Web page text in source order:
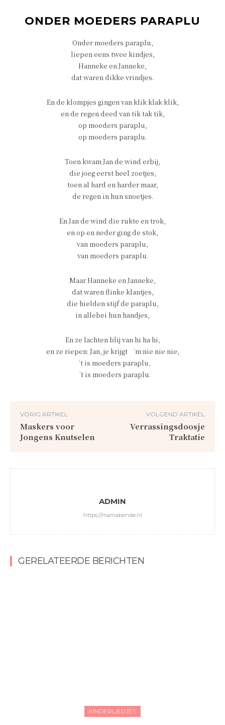
ONDER MOEDERS PARAPLU
Onder moeders paraplu,
liepen eens twee kindjes,
Hanneke en Janneke,
dat waren dikke vrindjes.
En de klompjes gingen van klik klak klik,
en de regen deed van tik tak tik,
op moeders paraplu,
op moeders paraplu.
Toen kwam Jan de wind erbij,
die joeg eerst heel zoetjes,
toen al hard en harder maar,
de regen in hun snoetjes.
En Jan de wind die rukte en trok,
en op en neder ging de stok,
van moeders paraplu,
van moeders paraplu.
Maar Hanneke en Janneke,
dat waren flinke klantjes,
die hielden stijf de paraplu,
in allebei hun handjes,
En ze lachten blij van hi ha hi,
en ze riepen: Jan, je krijgt ‘m nie nie nie,
‘t is moeders paraplu,
‘t is moeders paraplu.
VORIG ARTIKEL
Maskers voor
Jongens Knutselen
VOLGEND ARTIKEL
Verrassingsdoosje
Traktatie
ADMIN
https://mamabende.nl
GERELATEERDE BERICHTEN
KINDERLIEDJES